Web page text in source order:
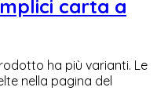
carta a
ha più varianti. Le
nella pagina del